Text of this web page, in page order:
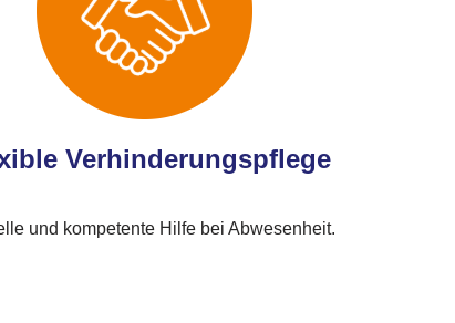
Verhinderungspflege
und kompetente Hilfe bei Abwesenheit.